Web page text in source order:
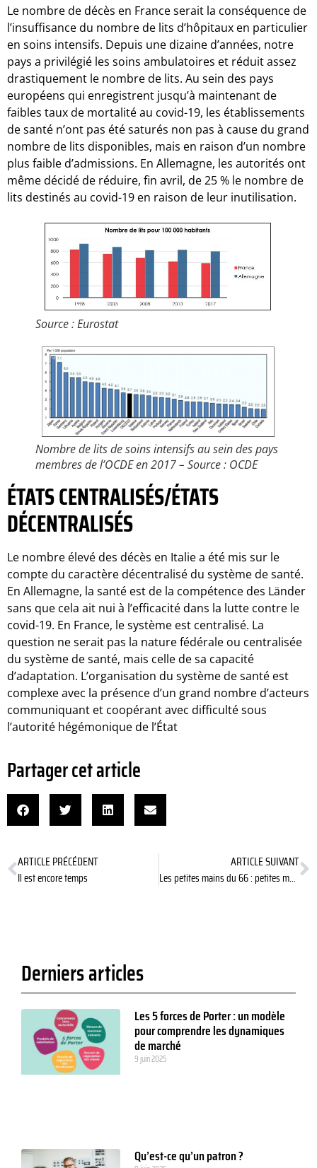
Le nombre de décès en France serait la conséquence de
l’insuffisance du nombre de lits d’hôpitaux en particulier
en soins intensifs. Depuis une dizaine d’années, notre
pays a privilégié les soins ambulatoires et réduit assez
drastiquement le nombre de lits. Au sein des pays
européens qui enregistrent jusqu’à maintenant de
faibles taux de mortalité au covid-19, les établissements
de santé n’ont pas été saturés non pas à cause du grand
nombre de lits disponibles, mais en raison d’un nombre
plus faible d’admissions. En Allemagne, les autorités ont
même décidé de réduire, fin avril, de 25 % le nombre de
lits destinés au covid-19 en raison de leur inutilisation.
Source : Eurostat
Nombre de lits de soins intensifs au sein des pays
membres de l’OCDE en 2017 – Source : OCDE
ÉTATS CENTRALISÉS/ÉTATS
DÉCENTRALISÉS
Le nombre élevé des décès en Italie a été mis sur le
compte du caractère décentralisé du système de santé.
En Allemagne, la santé est de la compétence des Länder
sans que cela ait nui à l’efficacité dans la lutte contre le
covid-19. En France, le système est centralisé. La
question ne serait pas la nature fédérale ou centralisée
du système de santé, mais celle de sa capacité
d’adaptation. L’organisation du système de santé est
complexe avec la présence d’un grand nombre d’acteurs
communiquant et coopérant avec difficulté sous
l’autorité hégémonique de l’État
Partager cet article
ARTICLE PRÉCÉDENT
Il est encore temps
ARTICLE SUIVANT
Les petites mains du 66 : petites mains et grands cœurs
Derniers articles
Les 5 forces de Porter : un modèle
pour comprendre les dynamiques
de marché
9 juin 2025
Qu’est-ce qu’un patron ?